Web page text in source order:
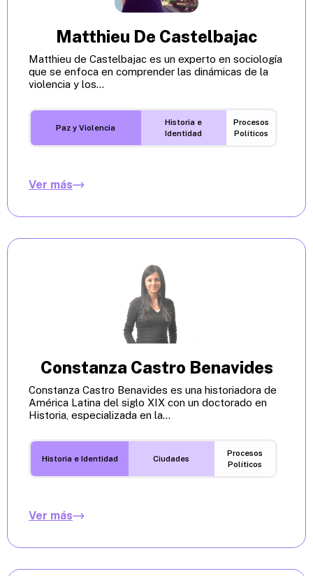
Matthieu De Castelbajac
Matthieu de Castelbajac es un experto en sociología
que se enfoca en comprender las dinámicas de la
violencia y los...
Paz y Violencia
Historia e
Identidad
Procesos
Políticos
Ver más
Constanza Castro Benavides
Constanza Castro Benavides es una historiadora de
América Latina del siglo XIX con un doctorado en
Historia, especializada en la...
Historia e Identidad Ciudades
Procesos
Políticos
Ver más